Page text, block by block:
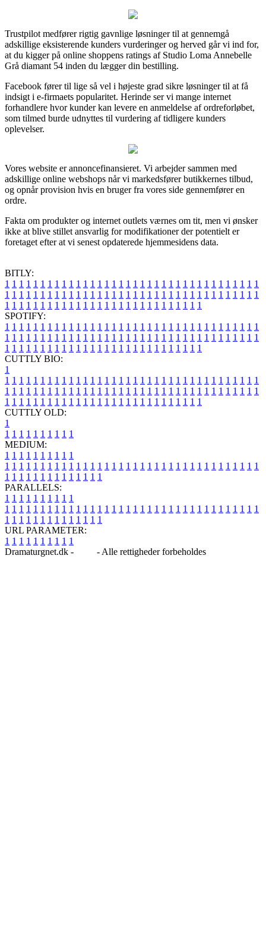
Trustpilot medfører rigtig gavnlige løsninger til at gennemgå
adskillige eksisterende kunders vurderinger og herved går vi ind for,
at du kigger på online shoppens ratings af Studio Loma Annebelle
Grå diamant 54 inden du lægger din bestilling.
Facebook fører til lige så vel i højeste grad sikre løsninger til at få
indsigt i e-firmaets popularitet. Herinde ser vi mange internet
forhandlere hvor kunder kan levere en anmeldelse af ordreforløbet,
som tilmed burde udnyttes til vurdering af tidligere kunders
oplevelser.
Vores website er annoncefinansieret. Vi arbejder sammen med
adskillige online webshops når vi markedsfører butikkernes tilbud,
og opnår provision hvis en bruger fra vores side gennemfører en
ordre.
Fakta om produkter og internet outlets værnes om tit, men vi ønsker
ikke at blive stillet ansvarlig for modifikationer der potentielt er
foretaget efter at vi senest opdaterede hjemmesidens data.
BITLY:
1 1 1 1 1 1 1 1 1 1 1 1 1 1 1 1 1 1 1 1 1 1 1 1 1 1 1 1 1 1 1 1 1 1 1 1
1 1 1 1 1 1 1 1 1 1 1 1 1 1 1 1 1 1 1 1 1 1 1 1 1 1 1 1 1 1 1 1 1 1 1 1
1 1 1 1 1 1 1 1 1 1 1 1 1 1 1 1 1 1 1 1 1 1 1 1 1 1 1 1
SPOTIFY:
1 1 1 1 1 1 1 1 1 1 1 1 1 1 1 1 1 1 1 1 1 1 1 1 1 1 1 1 1 1 1 1 1 1 1 1
1 1 1 1 1 1 1 1 1 1 1 1 1 1 1 1 1 1 1 1 1 1 1 1 1 1 1 1 1 1 1 1 1 1 1 1
1 1 1 1 1 1 1 1 1 1 1 1 1 1 1 1 1 1 1 1 1 1 1 1 1 1 1 1
CUTTLY BIO:
1
1 1 1 1 1 1 1 1 1 1 1 1 1 1 1 1 1 1 1 1 1 1 1 1 1 1 1 1 1 1 1 1 1 1 1 1
1 1 1 1 1 1 1 1 1 1 1 1 1 1 1 1 1 1 1 1 1 1 1 1 1 1 1 1 1 1 1 1 1 1 1 1
1 1 1 1 1 1 1 1 1 1 1 1 1 1 1 1 1 1 1 1 1 1 1 1 1 1 1 1
CUTTLY OLD:
1
1 1 1 1 1 1 1 1 1 1
MEDIUM:
1 1 1 1 1 1 1 1 1 1
1 1 1 1 1 1 1 1 1 1 1 1 1 1 1 1 1 1 1 1 1 1 1 1 1 1 1 1 1 1 1 1 1 1 1 1
1 1 1 1 1 1 1 1 1 1 1 1 1 1
PARALLELS:
1 1 1 1 1 1 1 1 1 1
1 1 1 1 1 1 1 1 1 1 1 1 1 1 1 1 1 1 1 1 1 1 1 1 1 1 1 1 1 1 1 1 1 1 1 1
1 1 1 1 1 1 1 1 1 1 1 1 1 1
URL PARAMETER:
1 1 1 1 1 1 1 1 1 1
Dramaturgnet.dk -
- Alle rettigheder forbeholdes